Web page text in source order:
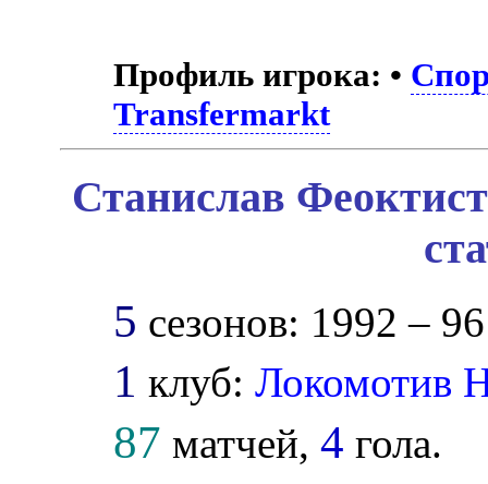
Профиль игрока: •
Transfermarkt
Станислав
5 сезонов: 1992 –
1 клуб:Локомотив
87 матчей,4 гола.